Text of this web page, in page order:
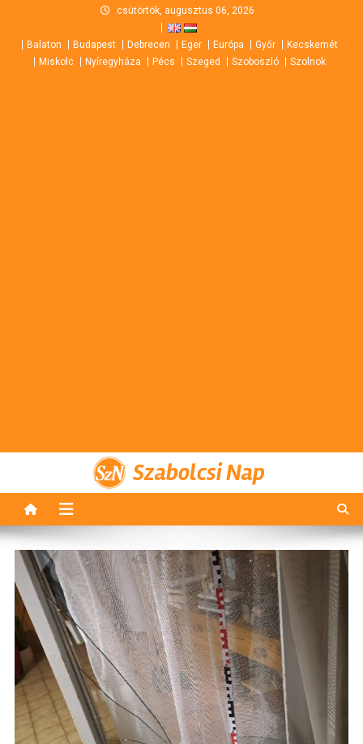
content
csütörtök, augusztus 06, 2026
Balaton Budapest Debrecen Eger Európa Győr
Kecskemét
Miskolc
Nyíregyháza Pécs Szeged Szoboszló Szolnok
Szabolcsi Nap